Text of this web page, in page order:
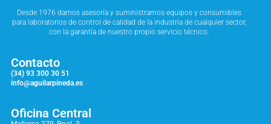
Desde 1976 damos asesoría y suministramos equipos y consumibles
para laboratorios de control de calidad de la industria de cualquier sector,
con la garantía de nuestro propio servicio técnico.
Contacto
(34) 93 300 30 51
info@aguilarpineda.es
Oficina Central